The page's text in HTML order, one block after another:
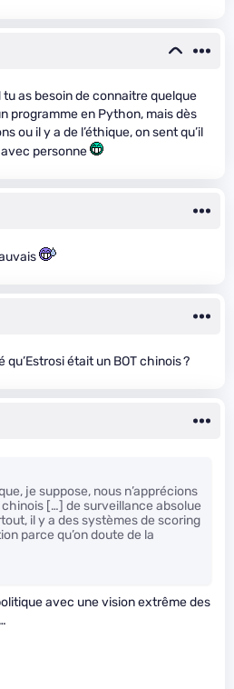
as besoin de connaitre quelque
programme en Python, mais dès
ou il y a de l’éthique, on sent qu’il
personne
était un BOT chinois ?
je suppose, nous n’apprécions
chinois […] de surveillance absolue
il y a des systèmes de scoring
parce qu’on doute de la
avec une vision extrême des